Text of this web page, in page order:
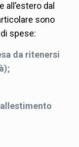
dal
sono
spese:
da ritenersi